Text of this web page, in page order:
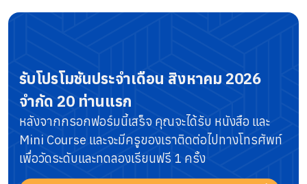
รับโปรโมชันประจำเดือน สิงหาคม 2026
จำกัด 20 ท่านแรก
หลังจากกรอกฟอร์มนี้เสร็จ คุณจะได้รับ หนังสือ และ
Mini Course และจะมีครูของเราติดต่อไปทางโทรศัพท์
เพื่อวัดระดับและทดลองเรียนฟรี 1 ครั้ง